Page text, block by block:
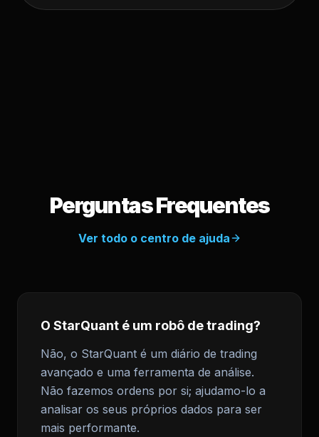
Perguntas Frequentes
Ver todo o centro de ajuda
O StarQuant é um robô de trading?
Não, o StarQuant é um diário de trading
avançado e uma ferramenta de análise.
Não fazemos ordens por si; ajudamo-lo a
analisar os seus próprios dados para ser
mais performante.